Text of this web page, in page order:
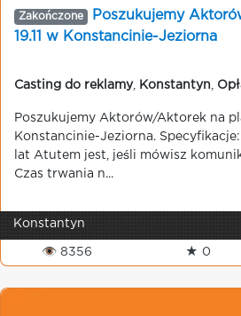
Zakończone
Poszukujemy
19.11 w Konstancinie-Jeziorna
Casting do reklamy, Konstantyn
Poszukujemy Aktorów/Aktorek na
Konstancinie-Jeziorna.
lat Atutem jest, jeśli mówisz
Czas trwania n...
Konstantyn
👁 8356 ★ 0